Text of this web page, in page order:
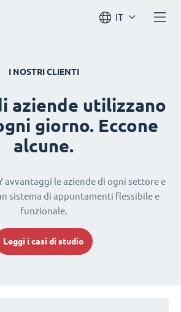
IT
I NOSTRI CLIENTI
aziende utilizzano
giorno. Eccone
alcune.
avvantaggi le aziende di ogni settore e
sistema di appuntamenti flessibile e
funzionale.
Leggi i casi di studio